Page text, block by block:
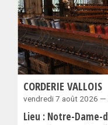
CORDERIE VALLOIS
vendredi 7 août 2026 —
Lieu : Notre-Dame-